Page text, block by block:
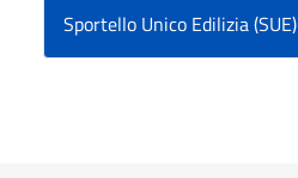
Sportello Unico Edilizia (SUE)